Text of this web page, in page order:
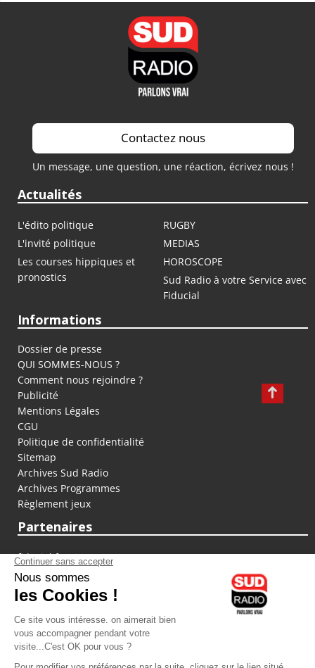
Contactez nous
Un message, une question, une réaction, écrivez nous !
Actualités
L'édito politique
RUGBY
L'invité politique
MEDIAS
Les courses hippiques et
pronostics
HOROSCOPE
Sud Radio à votre Service avec
Fiducial
Informations
Dossier de presse
QUI SOMMES-NOUS ?
Comment nous rejoindre ?
Publicité
Mentions Légales
CGU
Politique de confidentialité
Sitemap
Archives Sud Radio
Archives Programmes
Règlement jeux
Partenaires
fiducial.fr
lyoncapitale.fr
olympique-et-lyonnais.com
L'application Iphone / Android
Téléchargez l'application